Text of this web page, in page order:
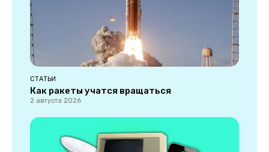
СТАТЬИ
Как ракеты учатся вращаться
2 августа 2026